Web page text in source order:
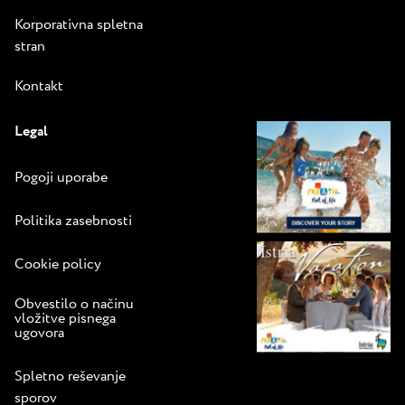
Korporativna spletna
stran
Kontakt
Legal
Pogoji uporabe
Politika zasebnosti
Cookie policy
Obvestilo o načinu
vložitve pisnega
ugovora
Spletno reševanje
sporov